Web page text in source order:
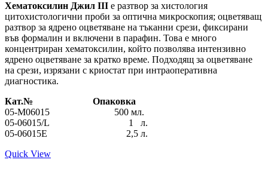
Хематоксилин Джил ІІІ е разтвор за хистология
цитохистологични проби за оптична микроскопия; оцветяващ
разтвор за ядрено оцветяване на тъканни срези, фиксирани
във формалин и включени в парафин. Това е много
концентриран хематоксилин, който позволява интензивно
ядрено оцветяване за кратко време. Подходящ за оцветяване
на срези, изрязани с криостат при интраоперативна
диагностика.
Кат.№ Опаковка
05-M06015 500 мл.
05-06015/L 1 л.
05-06015E 2,5 л.
Quick View